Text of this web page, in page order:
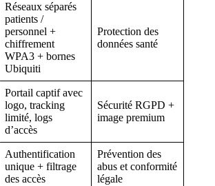
Réseaux séparés
patients /
personnel +
chiffrement
WPA3 + bornes
Ubiquiti
Protection des
données santé
Portail captif avec
logo, tracking
limité, logs
d’accès
Sécurité RGPD +
image premium
Authentification
unique + filtrage
des accès
Prévention des
abus et conformité
légale